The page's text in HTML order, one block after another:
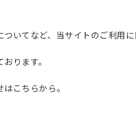
いてなど、当サイトのご利用
ります。
こちらから。